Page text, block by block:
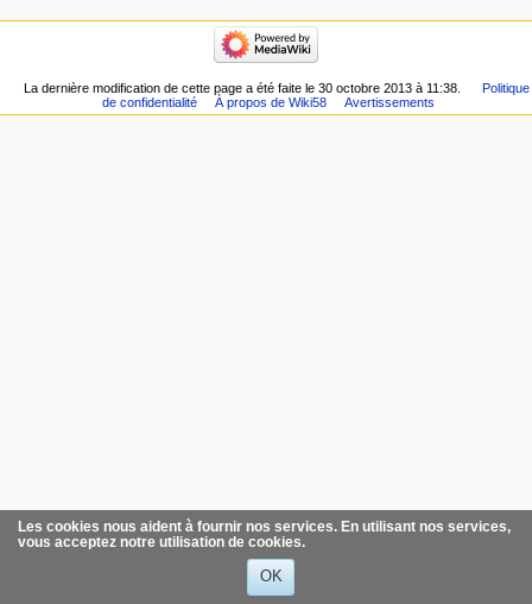
Les cookies nous aident à fournir nos services. En utilisant nos services,
vous acceptez notre utilisation de cookies.
OK
La dernière modification de cette page a été faite le 30 octobre 2013 à 11:38.
Politique
de confidentialité
À propos de Wiki58 Avertissements